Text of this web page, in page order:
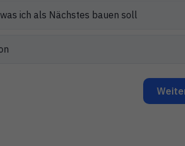
ich als Nächstes bauen soll